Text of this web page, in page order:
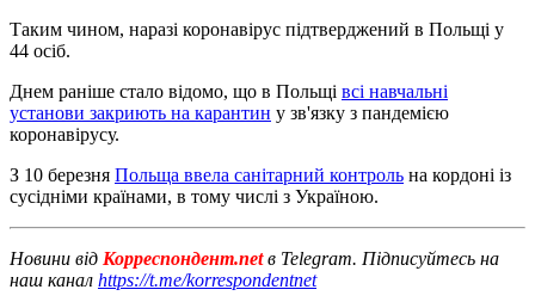
Таким чином, наразі коронавірус підтверджений в Польщі у
44 осіб.
Днем раніше стало відомо, що в Польщі всі навчальні
установи закриють на карантин у зв'язку з пандемією
коронавірусу.
З 10 березня Польща ввела санітарний контроль на кордоні із
сусідніми країнами, в тому числі з Україною.
Новини від Корреспондент.netв Telegram. Підписуйтесь на
наш канал https://t.me/korrespondentnet